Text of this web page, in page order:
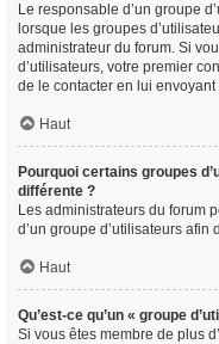
Le responsable d’un groupe
lorsque les groupes
administrateur du forum. Si
d’utilisateurs, votre premier
de le contacter en lui
Haut
Pourquoi certains groupes
différente ?
Les administrateurs du forum
d’un groupe d’utilisateurs
Haut
Qu’est-ce qu’un « groupe
Si vous êtes membre de plus